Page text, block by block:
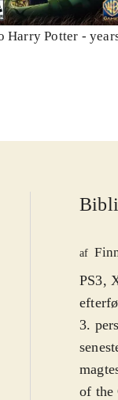
Harry Potter -
af
PS3,
3.
of the